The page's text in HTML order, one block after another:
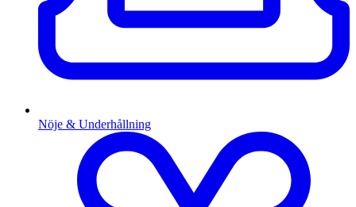
Nöje & Underhållning